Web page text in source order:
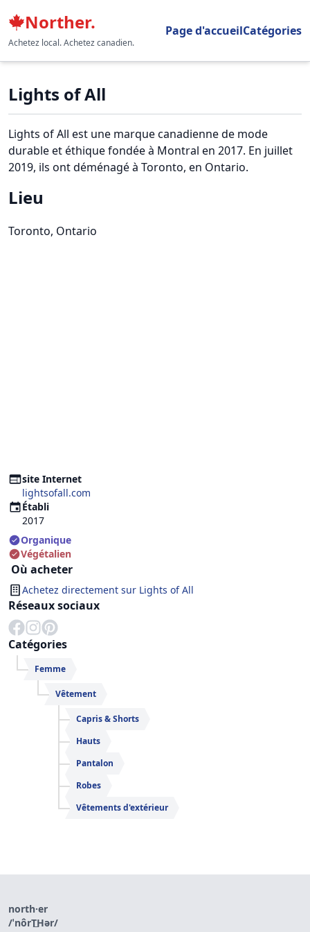
Norther.
Achetez local. Achetez canadien.
Page d'accueilCatégories
Lights of All
Lights of All est une marque canadienne de mode
durable et éthique fondée à Montral en 2017. En juillet
2019, ils ont déménagé à Toronto, en Ontario.
Lieu
Toronto, Ontario
site Internet
lightsofall.com
Établi
2017
Organique
Végétalien
Où acheter
Achetez directement sur Lights of All
Réseaux sociaux
Catégories
Femme
Vêtement
Capris & Shorts
Hauts
Pantalon
Robes
Vêtements d'extérieur
north·er
/ˈnôrT͟Hər/